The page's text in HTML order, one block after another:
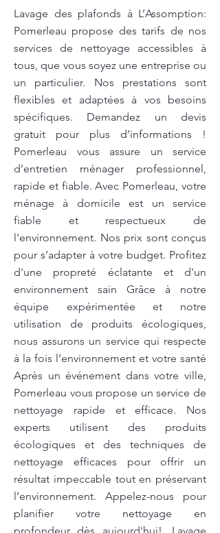
Lavage des plafonds à L’Assomption:
Pomerleau propose des tarifs de nos
services de nettoyage accessibles à
tous, que vous soyez une entreprise ou
un particulier. Nos prestations sont
flexibles et adaptées à vos besoins
spécifiques. Demandez un devis
gratuit pour plus d’informations !
Pomerleau vous assure un service
d’entretien ménager professionnel,
rapide et fiable. Avec Pomerleau, votre
ménage à domicile est un service
fiable et respectueux de
l'environnement. Nos prix sont conçus
pour s’adapter à votre budget. Profitez
d'une propreté éclatante et d'un
environnement sain Grâce à notre
équipe expérimentée et notre
utilisation de produits écologiques,
nous assurons un service qui respecte
à la fois l’environnement et votre santé
Après un événement dans votre ville,
Pomerleau vous propose un service de
nettoyage rapide et efficace. Nos
experts utilisent des produits
écologiques et des techniques de
nettoyage efficaces pour offrir un
résultat impeccable tout en préservant
l’environnement. Appelez-nous pour
planifier votre nettoyage en